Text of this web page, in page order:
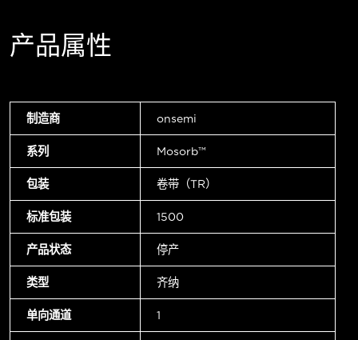
产品属性
制造商 onsemi
系列 Mosorb™
包装 卷带（TR）
标准包装 1500
产品状态 停产
类型 齐纳
单向通道 1